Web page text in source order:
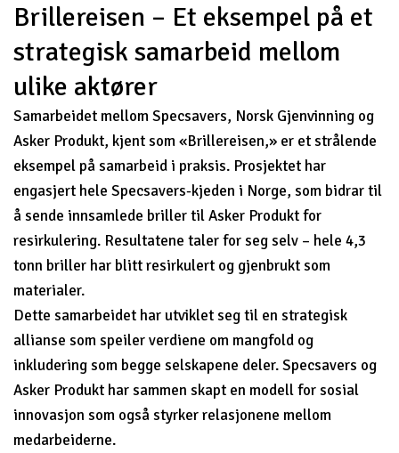
Brillereisen – Et eksempel på et
strategisk samarbeid mellom
ulike aktører
Samarbeidet mellom Specsavers, Norsk Gjenvinning og
Asker Produkt, kjent som «Brillereisen,» er et strålende
eksempel på samarbeid i praksis. Prosjektet har
engasjert hele Specsavers-kjeden i Norge, som bidrar til
å sende innsamlede briller til Asker Produkt for
resirkulering. Resultatene taler for seg selv – hele 4,3
tonn briller har blitt resirkulert og gjenbrukt som
materialer.
Dette samarbeidet har utviklet seg til en strategisk
allianse som speiler verdiene om mangfold og
inkludering som begge selskapene deler. Specsavers og
Asker Produkt har sammen skapt en modell for sosial
innovasjon som også styrker relasjonene mellom
medarbeiderne.